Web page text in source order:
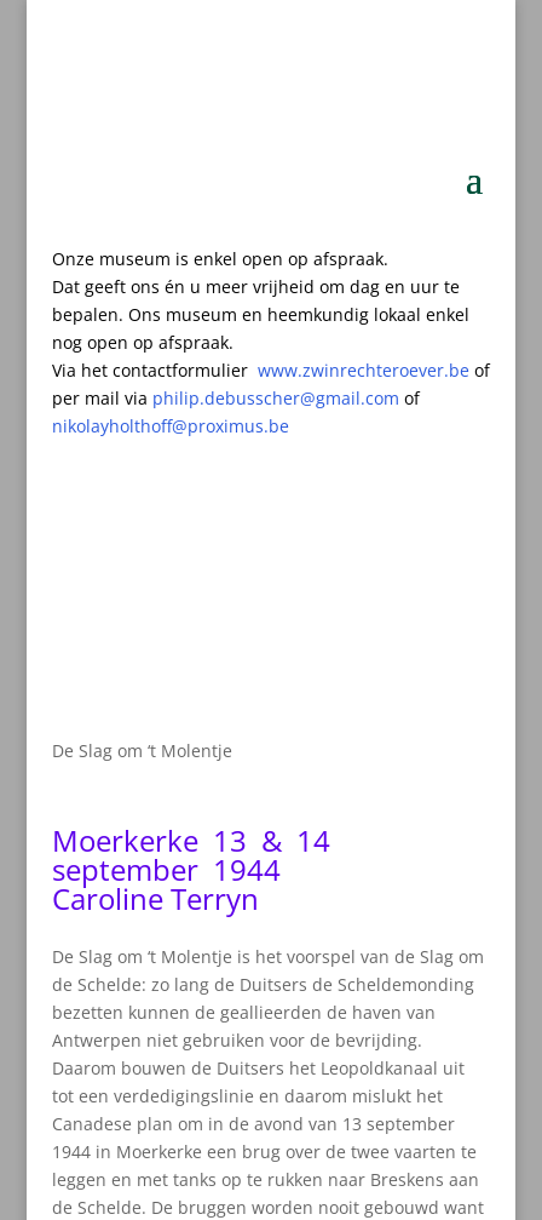
Onze museum is enkel open op afspraak.
Dat geeft ons én u meer vrijheid om dag en uur te
bepalen. Ons museum en heemkundig lokaal enkel
nog open op afspraak.
Via het contactformulier www.zwinrechteroever.be of
per mail via philip.debusscher@gmail.com of
nikolayholthoff@proximus.be
De Slag om ‘t Molentje
Moerkerke 13 & 14
september 1944
Caroline Terryn
De Slag om ‘t Molentje is het voorspel van de Slag om
de Schelde: zo lang de Duitsers de Scheldemonding
bezetten kunnen de geallieerden de haven van
Antwerpen niet gebruiken voor de bevrijding.
Daarom bouwen de Duitsers het Leopoldkanaal uit
tot een verdedigingslinie en daarom mislukt het
Canadese plan om in de avond van 13 september
1944 in Moerkerke een brug over de twee vaarten te
leggen en met tanks op te rukken naar Breskens aan
de Schelde. De bruggen worden nooit gebouwd want